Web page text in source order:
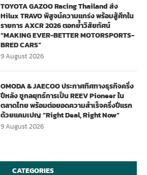
TOYOTA GAZOO Racing Thailand ส่ง
Hilux TRAVO พิสูจน์ความแกร่ง พร้อมสู้ศึกใน
รายการ AXCR 2026 ตอกย้ำวิสัยทัศน์
“MAKING EVER-BETTER MOTORSPORTS-
BRED CARS”
9 August 2026
OMODA & JAECOO ประกาศทิศทางธุรกิจครึ่ง
ปีหลัง ชูกลยุทธ์การเป็น REEV Pioneer ใน
ตลาดไทย พร้อมต่อยอดความสำเร็จครึ่งปีแรก
ด้วยแคมเปญ “Right Deal, Right Now”
9 August 2026
CATEGORIES